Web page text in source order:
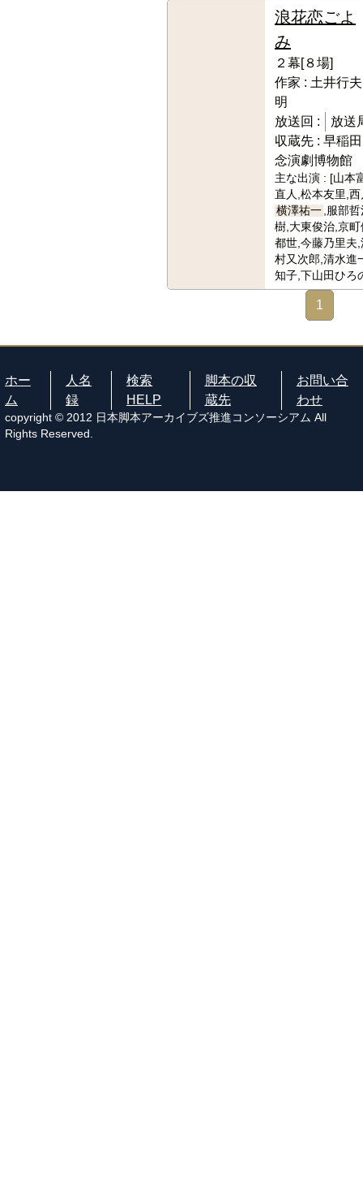
浪花恋ごよ
み
２幕[８場]
作家 : 土井行
明
放送回 :
放送
収蔵先 : 早稲
念演劇博物館
主な出演 : [山本
直人,松本友里,
横澤祐一 ,服部
樹,大東俊治,京
都世,今藤乃里夫
村又次郎,清水進
知子,下山田ひろ
1
ホー
ム
人名
録
検索
HELP
脚本の収
蔵先
お問い合
わせ
copyright © 2012 日本脚本アーカイブズ推進コンソーシアム All
Rights Reserved.